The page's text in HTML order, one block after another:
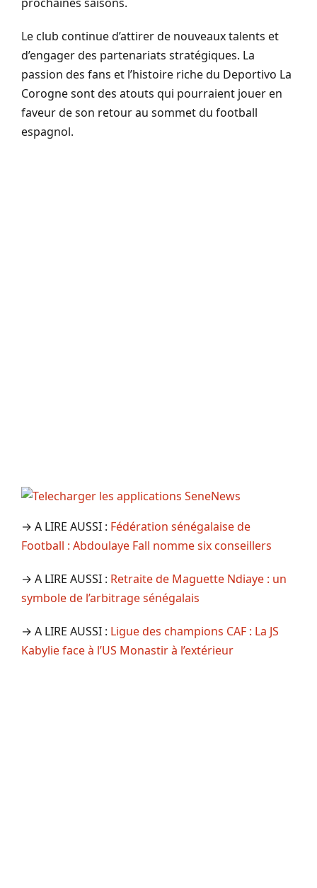
Le club continue d’attirer de nouveaux talents et
d’engager des partenariats stratégiques. La
passion des fans et l’histoire riche du Deportivo La
Corogne sont des atouts qui pourraient jouer en
faveur de son retour au sommet du football
espagnol.
→ A LIRE AUSSI : Fédération sénégalaise de
Football : Abdoulaye Fall nomme six conseillers
→ A LIRE AUSSI : Retraite de Maguette Ndiaye : un
symbole de l’arbitrage sénégalais
→ A LIRE AUSSI : Ligue des champions CAF : La JS
Kabylie face à l’US Monastir à l’extérieur